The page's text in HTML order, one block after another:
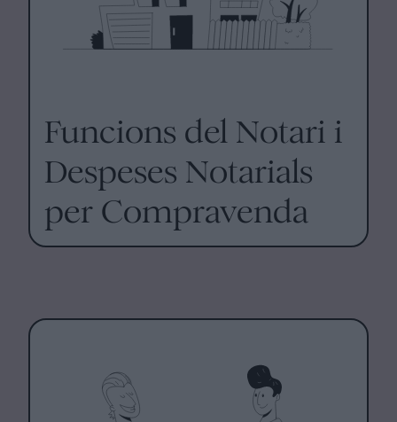
Funcions del Notari i
Despeses Notarials
per Compravenda